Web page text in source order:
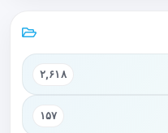
۲,۶۱۸
۱۵۷